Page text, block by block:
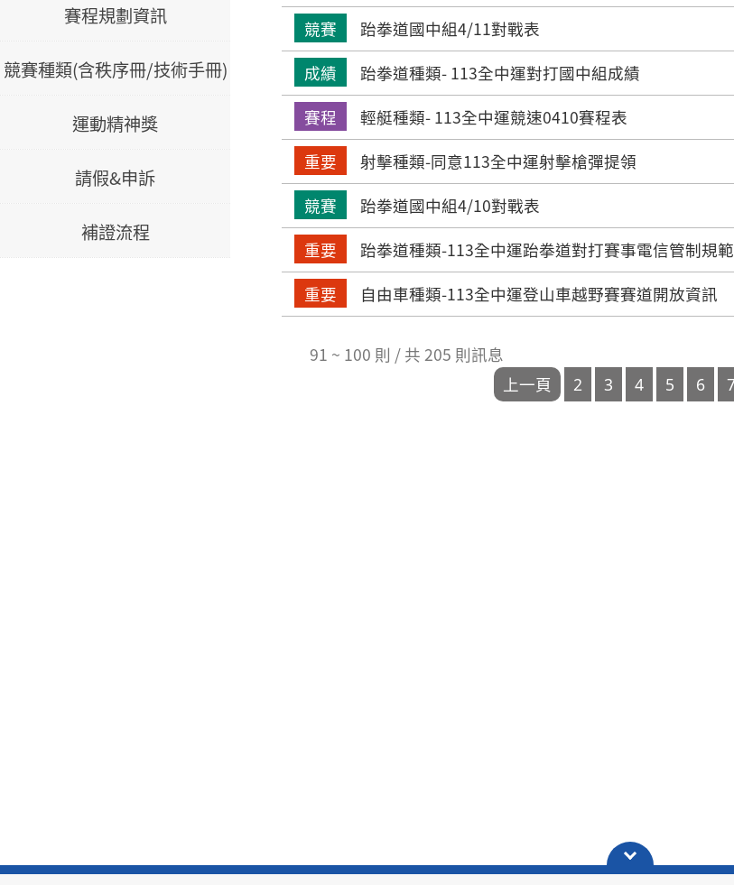
賽程規劃資訊
競賽種類(含秩序冊/技術手冊)
運動精神獎
請假&申訴
補證流程
競賽
跆拳道國中組4/11對戰表
成績
跆拳道種類- 113全中運對打國中組成績
賽程
輕艇種類- 113全中運競速0410賽程表
重要
射擊種類-同意113全中運射擊槍彈提領
競賽
跆拳道國中組4/10對戰表
重要
跆拳道種類-113全中運跆拳道對打賽事電信管制規範
重要
自由車種類-113全中運登山車越野賽賽道開放資訊
91 ~ 100 則 / 共 205 則訊息